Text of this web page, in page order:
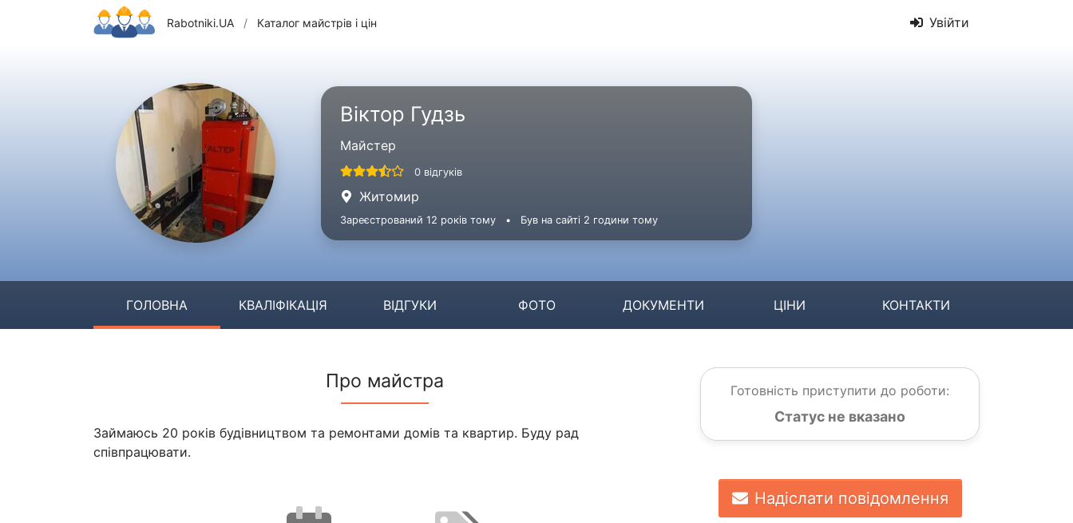
Rabotniki.UA / Каталог майстрів і цін Увійти
Віктор Гудзь
Майстер
0 відгуків
Житомир
Зареєстрований 12 років тому • Був на сайті 2 години тому
ГОЛОВНА КВАЛІФІКАЦІЯ ВІДГУКИ ФОТО ДОКУМЕНТИ ЦІНИ КОНТАКТИ
Про майстра
Займаюсь 20 років будівництвом та ремонтами домів та квартир. Буду рад
співпрацювати.
Готовність приступити до роботи:
Статус не вказано
Надіслати повідомлення